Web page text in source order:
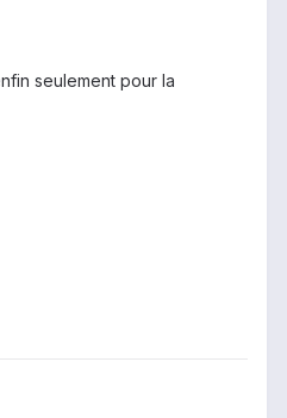
seulement pour la